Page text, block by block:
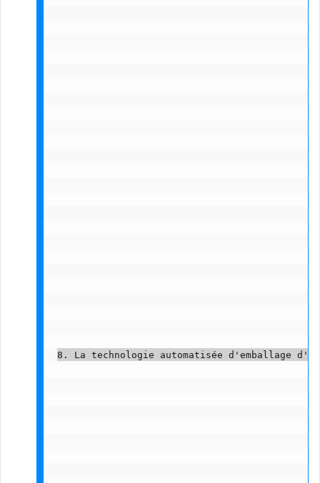
8. La technologie automatisée d'emballage